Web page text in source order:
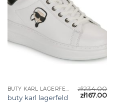
BUTY KARL LAGERFELD
buty karl lagerfeld
zł234.00
zł167.00